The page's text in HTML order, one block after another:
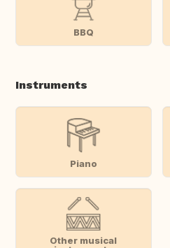
BBQ
Instruments
Piano
Other musical